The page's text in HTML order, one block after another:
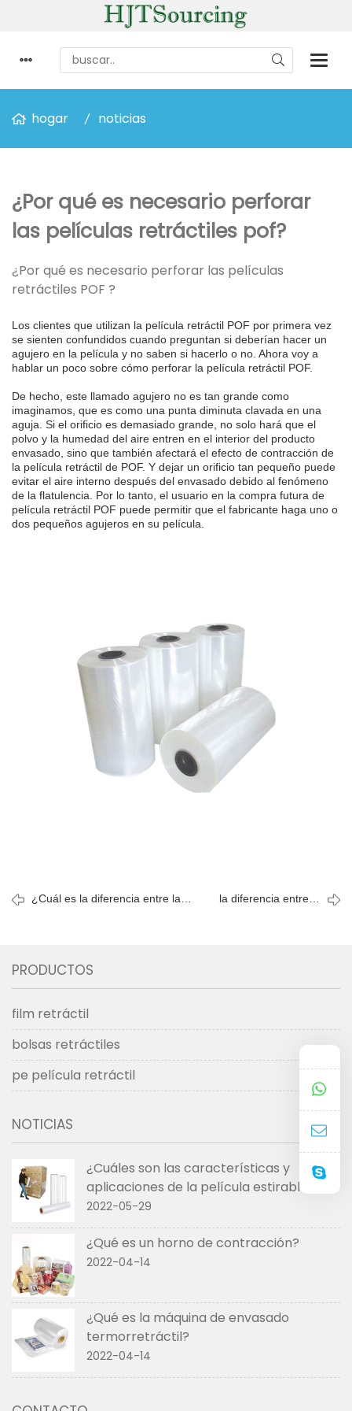
hogar noticias
¿Por qué es necesario perforar
las películas retráctiles pof?
¿Por qué es necesario perforar las películas
retráctiles POF ?
Los clientes que utilizan la película retráctil POF por primera vez
se sienten confundidos cuando preguntan si deberían hacer un
agujero en la película y no saben si hacerlo o no. Ahora voy a
hablar un poco sobre cómo perforar la película retráctil POF.
De hecho, este llamado agujero no es tan grande como
imaginamos, que es como una punta diminuta clavada en una
aguja. Si el orificio es demasiado grande, no solo hará que el
polvo y la humedad del aire entren en el interior del producto
envasado, sino que también afectará el efecto de contracción de
la película retráctil de POF. Y dejar un orificio tan pequeño puede
evitar el aire interno después del envasado debido al fenómeno
de la flatulencia. Por lo tanto, el usuario en la compra futura de
película retráctil POF puede permitir que el fabricante haga uno o
dos pequeños agujeros en su película.
¿Cuál es la diferencia entre la
la diferencia entre la
PRODUCTOS
film retráctil
bolsas retráctiles
pe película retráctil
NOTICIAS
¿Cuáles son las características y
aplicaciones de la película estirable?
2022-05-29
¿Qué es un horno de contracción?
2022-04-14
¿Qué es la máquina de envasado
termorretráctil?
2022-04-14